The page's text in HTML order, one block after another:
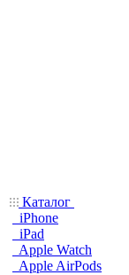
Каталог
iPhone
iPad
Apple Watch
Apple AirPods